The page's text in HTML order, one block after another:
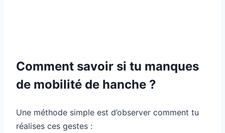
Comment savoir si tu manques
de mobilité de hanche ?
Une méthode simple est d’observer comment tu
réalises ces gestes :